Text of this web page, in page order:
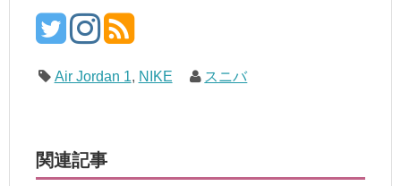
Air Jordan 1, NIKE スニバ
関連記事